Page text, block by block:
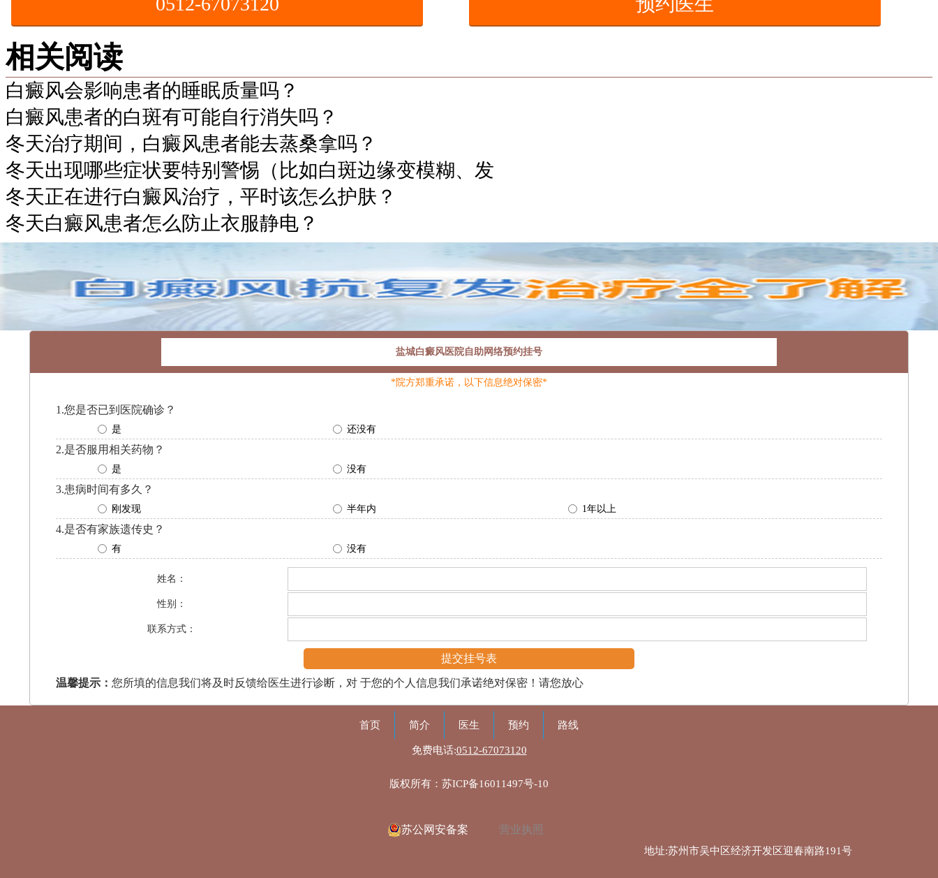
相关阅读
白癜风会影响患者的睡眠质量吗？
白癜风患者的白斑有可能自行消失吗？
冬天治疗期间，白癜风患者能去蒸桑拿吗？
冬天出现哪些症状要特别警惕（比如白斑边缘变模糊、发
冬天正在进行白癜风治疗，平时该怎么护肤？
冬天白癜风患者怎么防止衣服静电？
盐城白癜风医院自助网络预约挂号
*院方郑重承诺，以下信息绝对保密*
1.您是否已到医院确诊？
是 还没有
2.是否服用相关药物？
是 没有
3.患病时间有多久？
刚发现 半年内 1年以上
4.是否有家族遗传史？
有 没有
姓名：
性别：
联系方式：
温馨提示：您所填的信息我们将及时反馈给医生进行诊断，对 于您的个人信息我们承诺绝对保密！请您放心
首页 简介 医生 预约 路线
免费电话:0512-67073120
版权所有：苏ICP备16011497号-10
苏公网安备案 营业执照
地址:苏州市吴中区经济开发区迎春南路191号